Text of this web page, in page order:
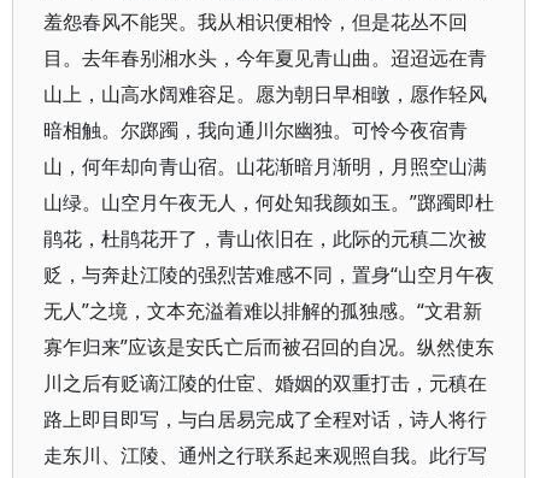
羞怨春风不能哭。我从相识便相怜，但是花丛不回
目。去年春别湘水头，今年夏见青山曲。迢迢远在青
山上，山高水阔难容足。愿为朝日早相暾，愿作轻风
暗相触。尔踯躅，我向通川尔幽独。可怜今夜宿青
山，何年却向青山宿。山花渐暗月渐明，月照空山满
山绿。山空月午夜无人，何处知我颜如玉。”踯躅即杜
鹃花，杜鹃花开了，青山依旧在，此际的元稹二次被
贬，与奔赴江陵的强烈苦难感不同，置身“山空月午夜
无人”之境，文本充溢着难以排解的孤独感。“文君新
寡乍归来”应该是安氏亡后而被召回的自况。纵然使东
川之后有贬谪江陵的仕宦、婚姻的双重打击，元稹在
路上即目即写，与白居易完成了全程对话，诗人将行
走东川、江陵、通州之行联系起来观照自我。此行写